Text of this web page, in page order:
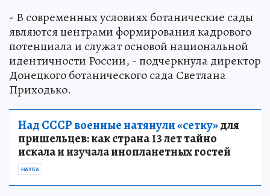
- В современных условиях ботанические сады
являются центрами формирования кадрового
потенциала и служат основой национальной
идентичности России, - подчеркнула директор
Донецкого ботанического сада Светлана
Приходько.
Над СССР военные натянули «сетку»для
пришельцев: как страна 13 лет тайно
искала и изучала инопланетных гостей
НАУКА